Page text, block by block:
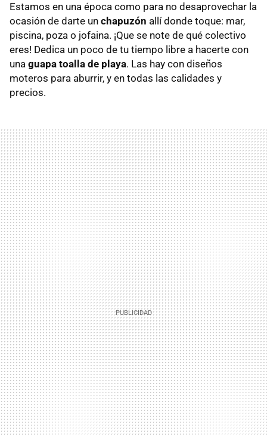
Estamos en una época como para no desaprovechar la
ocasión de darte un chapuzón allí donde toque: mar,
piscina, poza o jofaina. ¡Que se note de qué colectivo
eres! Dedica un poco de tu tiempo libre a hacerte con
una guapa toalla de playa. Las hay con diseños
moteros para aburrir, y en todas las calidades y
precios.